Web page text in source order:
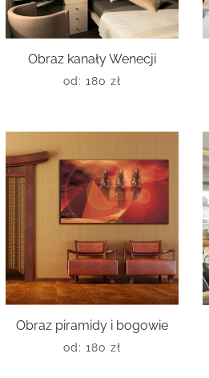
Obraz kanały Wenecji
od: 180 zł
Obraz piramidy i bogowie
od: 180 zł